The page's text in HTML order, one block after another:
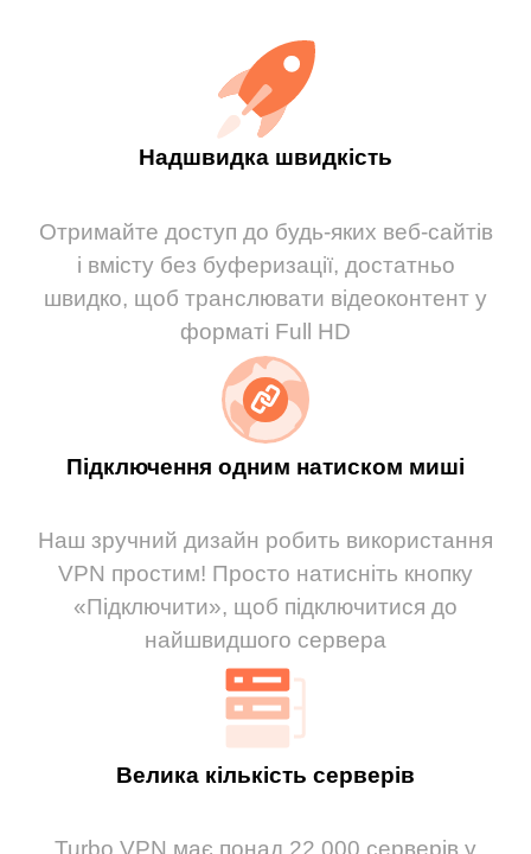
Надшвидка швидкість
Отримайте доступ до будь-яких веб-сайтів
і вмісту без буферизації, достатньо
швидко, щоб транслювати відеоконтент у
форматі Full HD
Підключення одним натиском миші
Наш зручний дизайн робить використання
VPN простим! Просто натисніть кнопку
«Підключити», щоб підключитися до
найшвидшого сервера
Велика кількість серверів
Turbo VPN має понад 22 000 серверів у